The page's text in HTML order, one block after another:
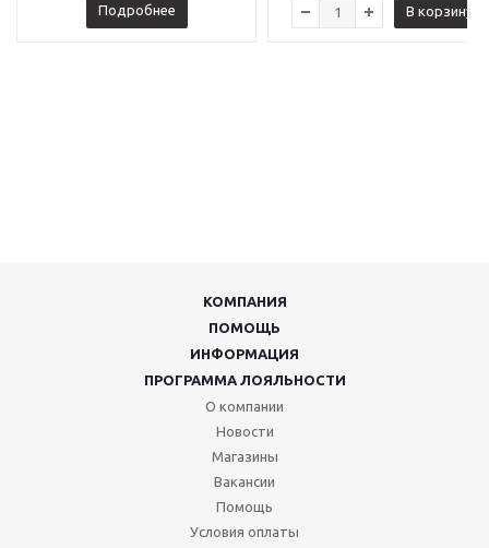
Подробнее В корзину
КОМПАНИЯ
ПОМОЩЬ
ИНФОРМАЦИЯ
ПРОГРАММА ЛОЯЛЬНОСТИ
О компании
Новости
Магазины
Вакансии
Помощь
Условия оплаты